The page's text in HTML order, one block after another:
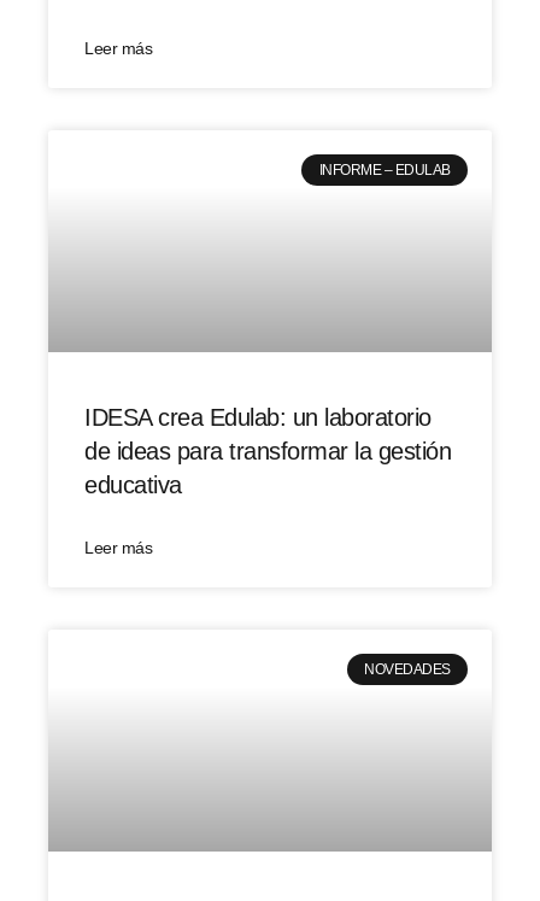
Leer más
INFORME – EDULAB
IDESA crea Edulab: un laboratorio
de ideas para transformar la gestión
educativa
Leer más
NOVEDADES